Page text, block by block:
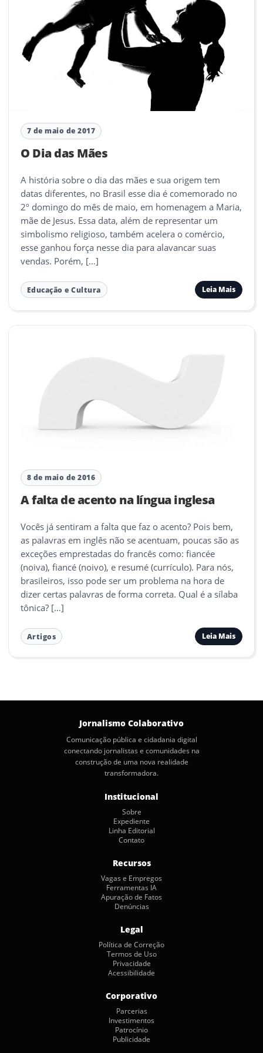
7 de maio de 2017
O Dia das Mães
A história sobre o dia das mães e sua origem tem
datas diferentes, no Brasil esse dia é comemorado no
2º domingo do mês de maio, em homenagem a Maria,
mãe de Jesus. Essa data, além de representar um
simbolismo religioso, também acelera o comércio,
esse ganhou força nesse dia para alavancar suas
vendas. Porém, […]
Educação e Cultura Leia Mais
8 de maio de 2016
A falta de acento na língua inglesa
Vocês já sentiram a falta que faz o acento? Pois bem,
as palavras em inglês não se acentuam, poucas são as
exceções emprestadas do francês como: fiancée
(noiva), fiancé (noivo), e resumé (currículo). Para nós,
brasileiros, isso pode ser um problema na hora de
dizer certas palavras de forma correta. Qual é a sílaba
tônica? […]
Artigos Leia Mais
Jornalismo Colaborativo
Comunicação pública e cidadania digital
conectando jornalistas e comunidades na
construção de uma nova realidade
transformadora.
Institucional
Sobre
Expediente
Linha Editorial
Contato
Recursos
Vagas e Empregos
Ferramentas IA
Apuração de Fatos
Denúncias
Legal
Política de Correção
Termos de Uso
Privacidade
Acessibilidade
Corporativo
Parcerias
Investimentos
Patrocínio
Publicidade